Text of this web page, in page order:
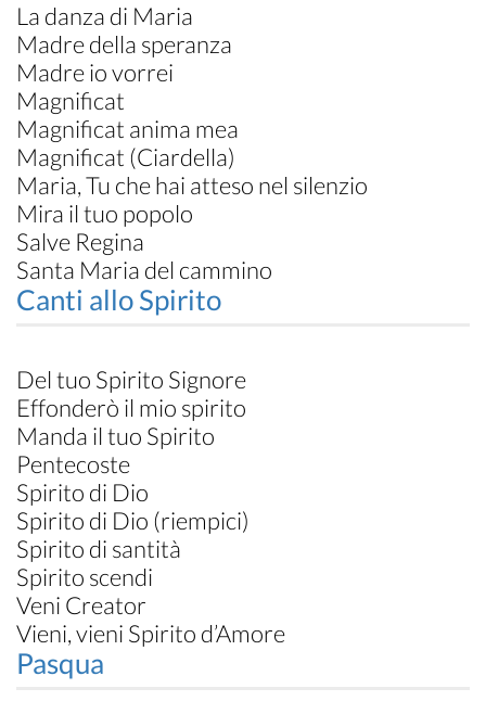
La danza di Maria
Madre della speranza
Madre io vorrei
Magnificat
Magnificat anima mea
Magnificat (Ciardella)
Maria, Tu che hai atteso nel silenzio
Mira il tuo popolo
Salve Regina
Santa Maria del cammino
Canti allo Spirito
Del tuo Spirito Signore
Effonderò il mio spirito
Manda il tuo Spirito
Pentecoste
Spirito di Dio
Spirito di Dio (riempici)
Spirito di santità
Spirito scendi
Veni Creator
Vieni, vieni Spirito d’Amore
Pasqua